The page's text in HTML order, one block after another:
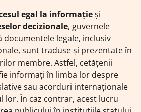
egal la informațieși
decizionale, guvernele
documentele legale, inclusiv
sunt traduse și prezentate în
membre. Astfel, cetățenii
informați în limba lor despre
sau acorduri internaționale
lor. În caz contrar, acest lucru